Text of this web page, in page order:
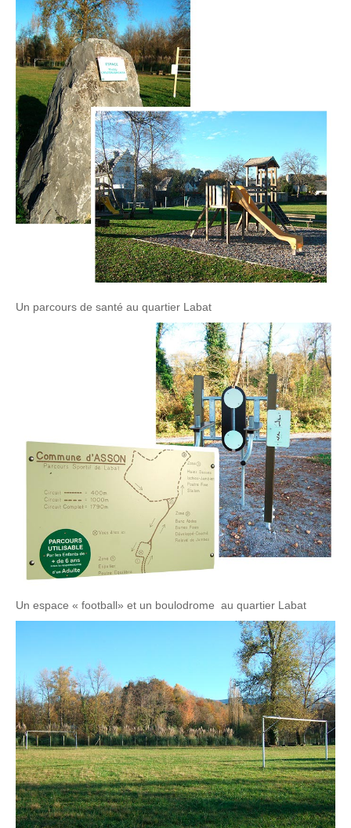
Un parcours de santé au quartier Labat
Un espace « football» et un boulodrome au quartier Labat